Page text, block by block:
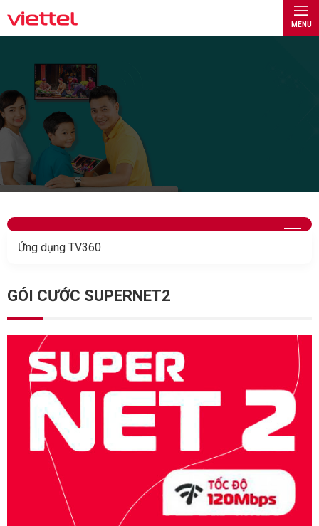
MENU
Ứng dụng TV360
GÓI CƯỚC SUPERNET2